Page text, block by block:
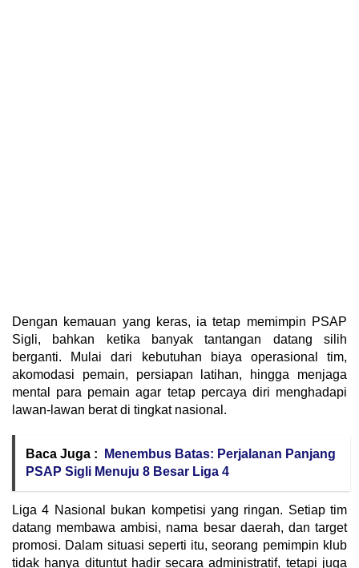
Dengan kemauan yang keras, ia tetap memimpin PSAP
Sigli, bahkan ketika banyak tantangan datang silih
berganti. Mulai dari kebutuhan biaya operasional tim,
akomodasi pemain, persiapan latihan, hingga menjaga
mental para pemain agar tetap percaya diri menghadapi
lawan-lawan berat di tingkat nasional.
Baca Juga :
Menembus Batas: Perjalanan Panjang
PSAP Sigli Menuju 8 Besar Liga 4
Liga 4 Nasional bukan kompetisi yang ringan. Setiap tim
datang membawa ambisi, nama besar daerah, dan target
promosi. Dalam situasi seperti itu, seorang pemimpin klub
tidak hanya dituntut hadir secara administratif, tetapi juga